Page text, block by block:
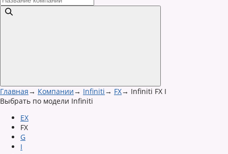
Главная→ Компании→ Infiniti→ FX→ Infiniti FX I
Выбрать по модели Infiniti
EX
FX
G
I